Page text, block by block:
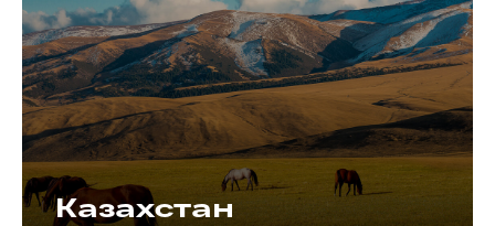
Казахстан